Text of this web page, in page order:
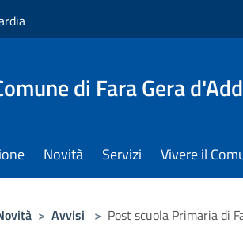
di Fara Gera
Novità Servizi Vivere il
> Avvisi > Post scuola Primaria di